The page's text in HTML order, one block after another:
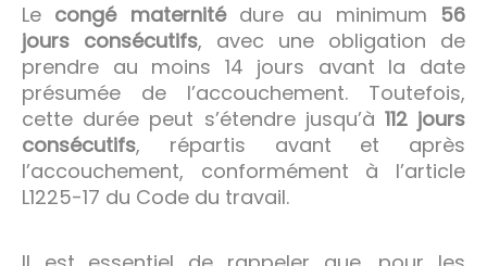
Le congé maternitédure au minimum 56
jours consécutifs, avec une obligation de
prendre au moins 14 jours avant la date
présumée de l’accouchement. Toutefois,
cette durée peut s’étendre jusqu’à 112 jours
consécutifs, répartis avant et après
l’accouchement, conformément à l’article
L1225-17 du Code du travail.